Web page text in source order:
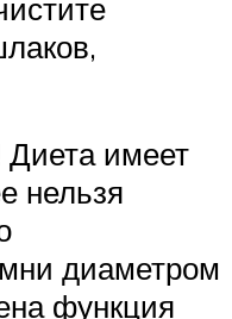
имеет
нельзя
диаметром
функция